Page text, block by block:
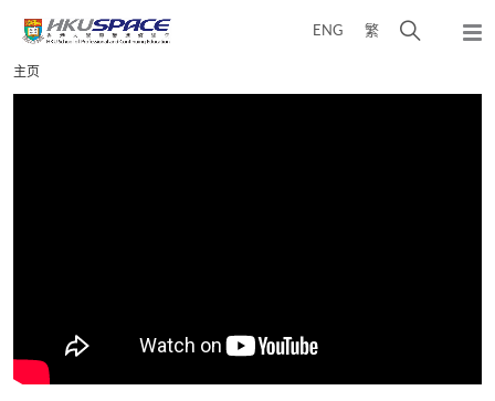
content
ENG 繁
弹
Main
content
主页